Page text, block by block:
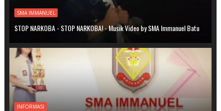
SMA IMMANUEL
STOP NARKOBA - STOP NARKOBA! - Musik Video by SMA Immanuel Batu
INFORMASI